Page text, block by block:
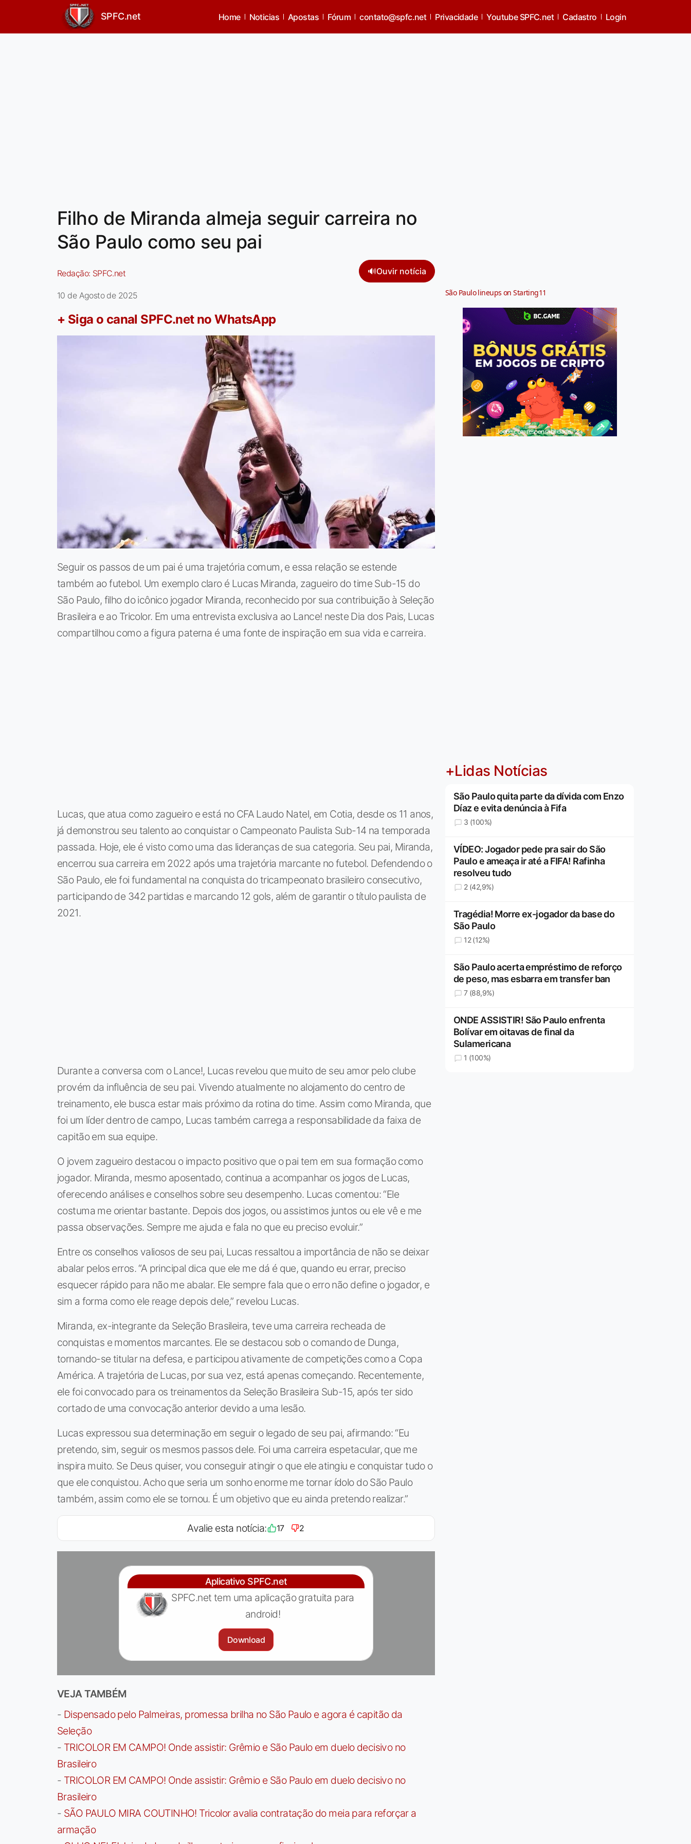
SPFC.net Home Noticias Apostas Fórum contato@spfc.net Privacidade Youtube SPFC.net Cadastro Login
Filho de Miranda almeja seguir carreira no
São Paulo como seu pai
Redação: SPFC.net 🔊Ouvir notícia
10 de Agosto de 2025
+ Siga o canal SPFC.net no WhatsApp
Seguir os passos de um pai é uma trajetória comum, e essa relação se estende
também ao futebol. Um exemplo claro é Lucas Miranda, zagueiro do time Sub-15 do
São Paulo, filho do icônico jogador Miranda, reconhecido por sua contribuição à Seleção
Brasileira e ao Tricolor. Em uma entrevista exclusiva ao Lance! neste Dia dos Pais, Lucas
compartilhou como a figura paterna é uma fonte de inspiração em sua vida e carreira.
Lucas, que atua como zagueiro e está no CFA Laudo Natel, em Cotia, desde os 11 anos,
já demonstrou seu talento ao conquistar o Campeonato Paulista Sub-14 na temporada
passada. Hoje, ele é visto como uma das lideranças de sua categoria. Seu pai, Miranda,
encerrou sua carreira em 2022 após uma trajetória marcante no futebol. Defendendo o
São Paulo, ele foi fundamental na conquista do tricampeonato brasileiro consecutivo,
participando de 342 partidas e marcando 12 gols, além de garantir o título paulista de
2021.
Durante a conversa com o Lance!, Lucas revelou que muito de seu amor pelo clube
provém da influência de seu pai. Vivendo atualmente no alojamento do centro de
treinamento, ele busca estar mais próximo da rotina do time. Assim como Miranda, que
foi um líder dentro de campo, Lucas também carrega a responsabilidade da faixa de
capitão em sua equipe.
O jovem zagueiro destacou o impacto positivo que o pai tem em sua formação como
jogador. Miranda, mesmo aposentado, continua a acompanhar os jogos de Lucas,
oferecendo análises e conselhos sobre seu desempenho. Lucas comentou: “Ele
costuma me orientar bastante. Depois dos jogos, ou assistimos juntos ou ele vê e me
passa observações. Sempre me ajuda e fala no que eu preciso evoluir.”
Entre os conselhos valiosos de seu pai, Lucas ressaltou a importância de não se deixar
abalar pelos erros. “A principal dica que ele me dá é que, quando eu errar, preciso
esquecer rápido para não me abalar. Ele sempre fala que o erro não define o jogador, e
sim a forma como ele reage depois dele,” revelou Lucas.
Miranda, ex-integrante da Seleção Brasileira, teve uma carreira recheada de
conquistas e momentos marcantes. Ele se destacou sob o comando de Dunga,
tornando-se titular na defesa, e participou ativamente de competições como a Copa
América. A trajetória de Lucas, por sua vez, está apenas começando. Recentemente,
ele foi convocado para os treinamentos da Seleção Brasileira Sub-15, após ter sido
cortado de uma convocação anterior devido a uma lesão.
Lucas expressou sua determinação em seguir o legado de seu pai, afirmando: “Eu
pretendo, sim, seguir os mesmos passos dele. Foi uma carreira espetacular, que me
inspira muito. Se Deus quiser, vou conseguir atingir o que ele atingiu e conquistar tudo o
que ele conquistou. Acho que seria um sonho enorme me tornar ídolo do São Paulo
também, assim como ele se tornou. É um objetivo que eu ainda pretendo realizar.”
Avalie esta notícia: 17 2
Aplicativo SPFC.net
SPFC.net tem uma aplicação gratuita para
android!
Download
VEJA TAMBÉM
- Dispensado pelo Palmeiras, promessa brilha no São Paulo e agora é capitão da
Seleção
- TRICOLOR EM CAMPO! Onde assistir: Grêmio e São Paulo em duelo decisivo no
Brasileiro
- TRICOLOR EM CAMPO! Onde assistir: Grêmio e São Paulo em duelo decisivo no
Brasileiro
- SÃO PAULO MIRA COUTINHO! Tricolor avalia contratação do meia para reforçar a
armação
São Paulo lineups on Starting11
Jogue com responsabilidade. 18+
+Lidas Notícias
São Paulo quita parte da dívida com Enzo
Díaz e evita denúncia à Fifa
3 (100%)
VÍDEO: Jogador pede pra sair do São
Paulo e ameaça ir até a FIFA! Rafinha
resolveu tudo
2 (42,9%)
Tragédia! Morre ex-jogador da base do
São Paulo
12 (12%)
São Paulo acerta empréstimo de reforço
de peso, mas esbarra em transfer ban
7 (88,9%)
ONDE ASSISTIR! São Paulo enfrenta
Bolívar em oitavas de final da
Sulamericana
1 (100%)